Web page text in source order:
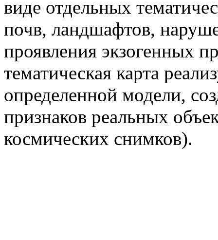
виде отдельных
почв, ландшафтов,
проявления экзогенных
тематическая карта
определенной модели,
признаков реальных
космических снимков).